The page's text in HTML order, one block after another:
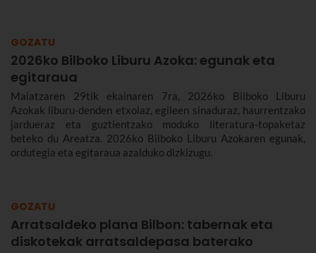
GOZATU
2026ko Bilboko Liburu Azoka: egunak eta
egitaraua
Maiatzaren 29tik ekainaren 7ra, 2026ko Bilboko Liburu
Azokak liburu-denden etxolaz, egileen sinaduraz, haurrentzako
jardueraz eta guztientzako moduko literatura-topaketaz
beteko du Areatza. 2026ko Bilboko Liburu Azokaren egunak,
ordutegia eta egitaraua azalduko dizkizugu.
GOZATU
Arratsaldeko plana Bilbon: tabernak eta
diskotekak arratsaldepasa baterako